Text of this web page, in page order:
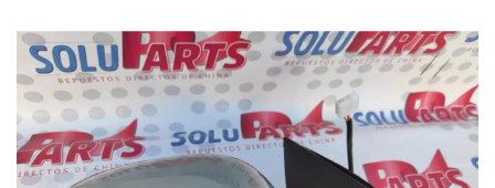
REFRIGERACIÓN
SUSPENSIÓN